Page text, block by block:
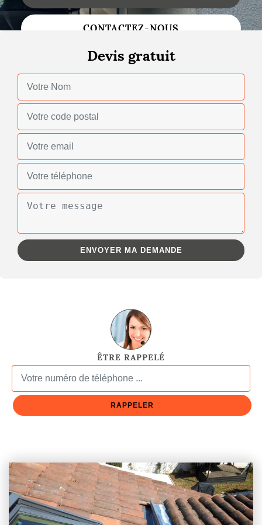
Nettoyage de toiture
Zinguerie
Urgence fuite toiture
CONTACTEZ-NOUS
Devis gratuit
ÊTRE RAPPELÉ